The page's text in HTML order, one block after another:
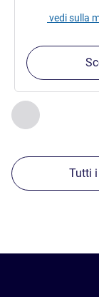
Precedente
Pagina ,
vedi sulla
Tutti